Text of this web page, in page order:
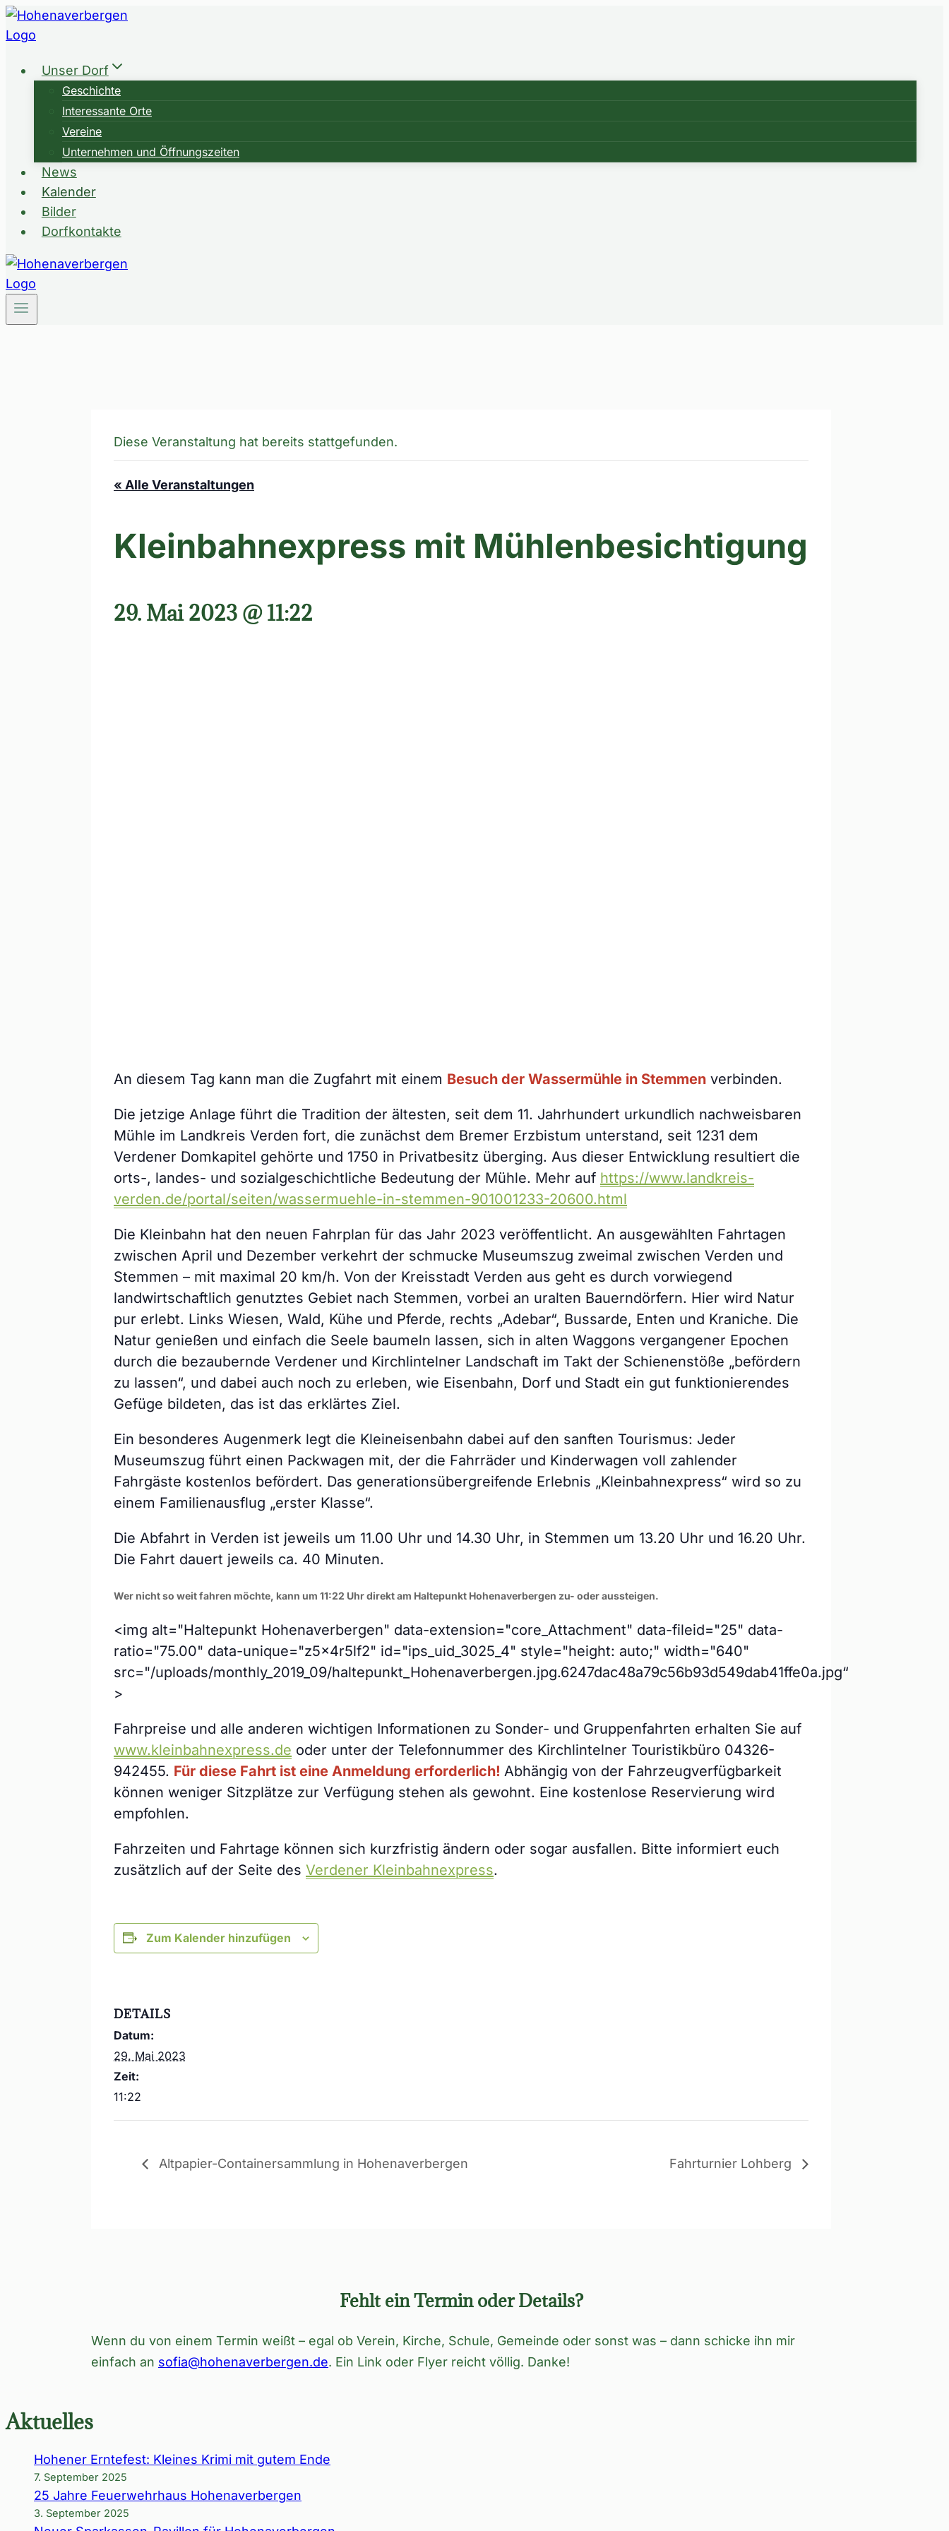
Zum
Inhalt
Unser Dorf
Geschichte
Interessante Orte
Vereine
Unternehmen und Öffnungszeiten
News
Kalender
Bilder
Dorfkontakte
Diese Veranstaltung hat bereits stattgefunden.
« Alle Veranstaltungen
Kleinbahnexpress mit Mühlenbesichtigung
29. Mai 2023 @ 11:22
An diesem Tag kann man die Zugfahrt mit einem Besuch der Wassermühle in Stemmen verbinden.
Die jetzige Anlage führt die Tradition der ältesten, seit dem 11. Jahrhundert urkundlich nachweisbaren
Mühle im Landkreis Verden fort, die zunächst dem Bremer Erzbistum unterstand, seit 1231 dem
Verdener Domkapitel gehörte und 1750 in Privatbesitz überging. Aus dieser Entwicklung resultiert die
orts-, landes- und sozialgeschichtliche Bedeutung der Mühle. Mehr auf https://www.landkreis-
verden.de/portal/seiten/wassermuehle-in-stemmen-901001233-20600.html
Die Kleinbahn hat den neuen Fahrplan für das Jahr 2023 veröffentlicht. An ausgewählten Fahrtagen
zwischen April und Dezember verkehrt der schmucke Museumszug zweimal zwischen Verden und
Stemmen – mit maximal 20 km/h. Von der Kreisstadt Verden aus geht es durch vorwiegend
landwirtschaftlich genutztes Gebiet nach Stemmen, vorbei an uralten Bauerndörfern. Hier wird Natur
pur erlebt. Links Wiesen, Wald, Kühe und Pferde, rechts „Adebar“, Bussarde, Enten und Kraniche. Die
Natur genießen und einfach die Seele baumeln lassen, sich in alten Waggons vergangener Epochen
durch die bezaubernde Verdener und Kirchlintelner Landschaft im Takt der Schienenstöße „befördern
zu lassen“, und dabei auch noch zu erleben, wie Eisenbahn, Dorf und Stadt ein gut funktionierendes
Gefüge bildeten, das ist das erklärtes Ziel.
Ein besonderes Augenmerk legt die Kleineisenbahn dabei auf den sanften Tourismus: Jeder
Museumszug führt einen Packwagen mit, der die Fahrräder und Kinderwagen voll zahlender
Fahrgäste kostenlos befördert. Das generationsübergreifende Erlebnis „Kleinbahnexpress“ wird so zu
einem Familienausflug „erster Klasse“.
Die Abfahrt in Verden ist jeweils um 11.00 Uhr und 14.30 Uhr, in Stemmen um 13.20 Uhr und 16.20 Uhr.
Die Fahrt dauert jeweils ca. 40 Minuten.
Wer nicht so weit fahren möchte, kann um 11:22 Uhr direkt am Haltepunkt Hohenaverbergen zu- oder aussteigen.
<img alt="Haltepunkt Hohenaverbergen" data-extension="core_Attachment" data-fileid="25" data-
ratio="75.00" data-unique="z5x4r5lf2" id="ips_uid_3025_4" style="height: auto;" width="640"
src="/uploads/monthly_2019_09/haltepunkt_Hohenaverbergen.jpg.6247dac48a79c56b93d549dab41ffe0a.jpg“
>
Fahrpreise und alle anderen wichtigen Informationen zu Sonder- und Gruppenfahrten erhalten Sie auf
www.kleinbahnexpress.de oder unter der Telefonnummer des Kirchlintelner Touristikbüro 04326-
942455. Für diese Fahrt ist eine Anmeldung erforderlich! Abhängig von der Fahrzeugverfügbarkeit
können weniger Sitzplätze zur Verfügung stehen als gewohnt. Eine kostenlose Reservierung wird
empfohlen.
Fahrzeiten und Fahrtage können sich kurzfristig ändern oder sogar ausfallen. Bitte informiert euch
zusätzlich auf der Seite des Verdener Kleinbahnexpress.
Zum Kalender hinzufügen
DETAILS
Datum:
29. Mai 2023
Zeit:
11:22
Altpapier-Containersammlung in Hohenaverbergen Fahrturnier Lohberg
Fehlt ein Termin oder Details?
Wenn du von einem Termin weißt – egal ob Verein, Kirche, Schule, Gemeinde oder sonst was – dann schicke ihn mir
einfach an sofia@hohenaverbergen.de. Ein Link oder Flyer reicht völlig. Danke!
Aktuelles
Hohener Erntefest: Kleines Krimi mit gutem Ende
7. September 2025
25 Jahre Feuerwehrhaus Hohenaverbergen
3. September 2025